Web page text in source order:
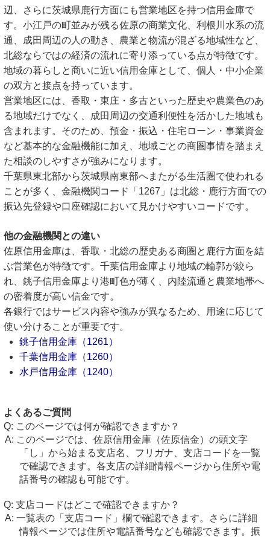
辺、さらに茨城県鹿行方面にも営業地区を持つ信用金庫で
す。小江戸の町並みが残る佐原の商業文化、利根川水系の流
通、成田周辺の人の動き、農業と物流が混ざる地域性など、
北総ならではの経済の流れに寄り添っている点が特徴です。
地域の暮らしと商いに近い信用金庫として、個人・中小企業
の双方と接点を持っています。
営業地区には、香取・東庄・多古といった歴史や農業色のあ
る地域だけでなく、成田周辺の交通利便性を活かした地域も
含まれます。そのため、預金・振込・住宅ローン・事業資金
など基本的な金融機能に加え、地域ごとの商圏事情を踏まえ
た相談のしやすさが強みになります。
千葉県東北部から茨城県南東部へまたがる生活圏で使われる
ことが多く、金融機関コード「1267」は北総・鹿行方面での
振込先登録や口座確認において見かけやすいコードです。
他の金融機関との違い
佐原信用金庫は、香取・北総の歴史ある商圏と鹿行方面を結
ぶ営業色が特徴です。千葉信用金庫より地域の輪郭が絞ら
れ、銚子信用金庫より港町色が薄く、内陸流通と農業地帯へ
の密着度が高い信金です。
各銀行ではサービス内容や強みが異なるため、用途に応じて
使い分けることが重要です。
銚子信用金庫（1261）
千葉信用金庫（1260）
水戸信用金庫（1240）
よくあるご質問
このページでは何が確認できますか？
このページでは、佐原信用金庫（佐原信金）の頭文字
「し」から始まる支店名、フリガナ、支店コードを一覧
で確認できます。各支店の詳細情報ページから住所や電
話番号の確認も可能です。
支店コードはどこで確認できますか？
一覧表の「支店コード」欄で確認できます。さらに詳細
情報ページでは住所や電話番号なども確認できます。振